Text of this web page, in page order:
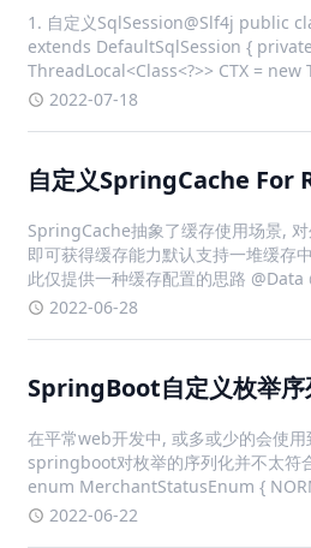
1. 自定义SqlSession@Slf4j public
extends DefaultSqlSession {
ThreadLocal<Class<?>> CTX = new
2022-07-18
自定义SpringCache For
SpringCache抽象了缓存使用场景,
即可获得缓存能力默认支持一堆缓存
此仅提供一种缓存配置的思路
@ConfigurationProperties(prefix =
2022-06-28
SpringBoot自定义枚举序
在平常web开发中, 或多或少的会使用
springboot对枚举的序列化并不太符
enum MerchantStatusEnum {
BAN(200, "封禁"); private fina
2022-06-22